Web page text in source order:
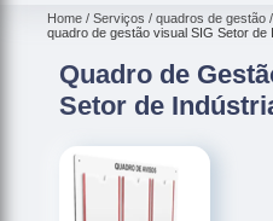
Home Serviços quadros de gestão
quadro de gestão visual SIG Setor de
Quadro de
Setor de